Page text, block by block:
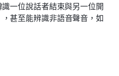
一位說話者結束與另一位開
甚至能辨識非語音聲音，如